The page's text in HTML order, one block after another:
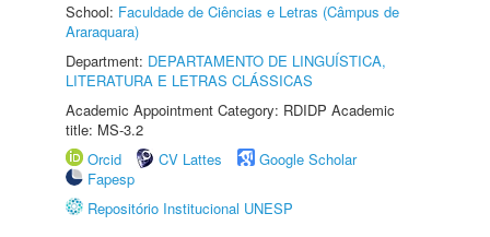
School: Faculdade de Ciências e Letras (Câmpus de
Araraquara)
Department: DEPARTAMENTO DE LINGUÍSTICA,
LITERATURA E LETRAS CLÁSSICAS
Academic Appointment Category: RDIDP Academic
title: MS-3.2
Orcid
CV Lattes
Google Scholar
Fapesp
Repositório Institucional UNESP